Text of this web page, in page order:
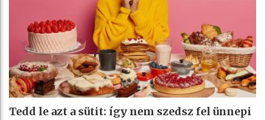
Tedd le azt a sütit: így nem szedsz fel ünnepi